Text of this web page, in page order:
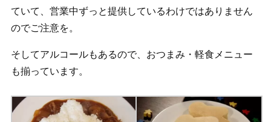
ていて、営業中ずっと提供しているわけではありません
のでご注意を。
そしてアルコールもあるので、おつまみ・軽食メニュー
も揃っています。